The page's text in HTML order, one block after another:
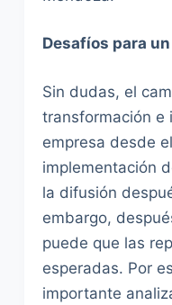
Desafíos para un
Sin dudas, el
transformación e
empresa desde
implementación
la difusión
embargo,
puede que las
esperadas. Por
importante